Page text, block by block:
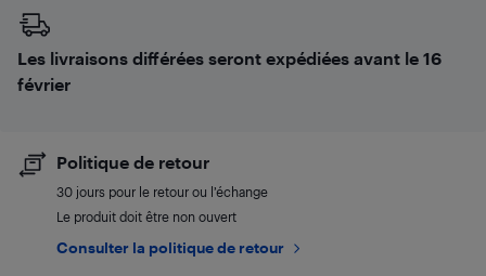
Les livraisons différées seront expédiées avant le 16
février
Politique de retour
30 jours pour le retour ou l’échange
Le produit doit être non ouvert
Consulter la politique de retour